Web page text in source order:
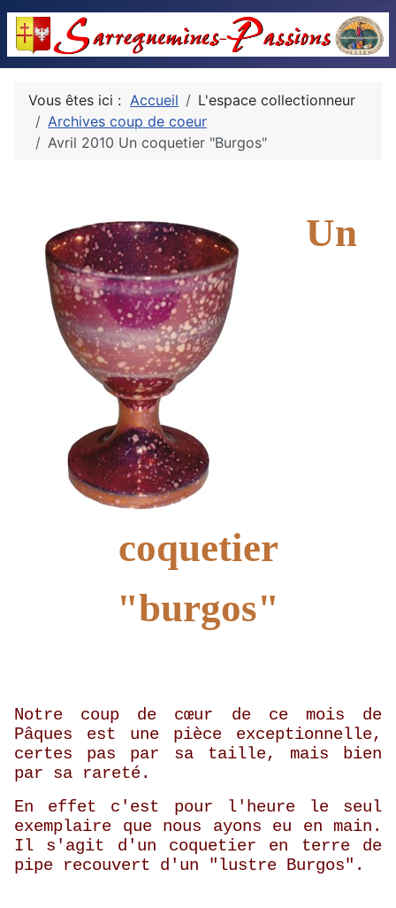
Vous êtes ici : Accueil
L'espace collectionneur
Archives coup de coeur
Avril 2010 Un coquetier "Burgos"
Un
coquetier
"burgos"
Notre coup de cœur de ce mois de
Pâques est une pièce exceptionnelle,
certes pas par sa taille, mais bien
par sa rareté.
En effet c'est pour l'heure le seul
exemplaire que nous ayons eu en main.
Il s'agit d'un coquetier en terre de
pipe recouvert d'un "lustre Burgos".